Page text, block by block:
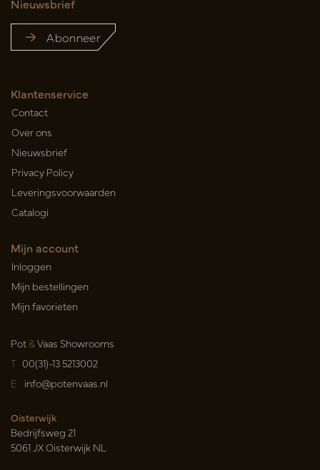
Nieuwsbrief
Abonneer
Klantenservice
Contact
Over ons
Nieuwsbrief
Privacy Policy
Leveringsvoorwaarden
Catalogi
Mijn account
Inloggen
Mijn bestellingen
Mijn favorieten
Pot&Vaas Showrooms
T 00(31)-13 5213002
E info@potenvaas.nl
Oisterwijk
Bedrijfsweg 21
5061 JX Oisterwijk NL